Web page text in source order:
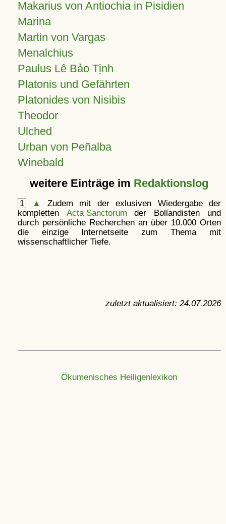
Makarius von Antiochia in Pisidien
Marina
Martin von Vargas
Menalchius
Paulus Lê Bảo Tịnh
Platonis und Gefährten
Platonides von Nisibis
Theodor
Ulched
Urban von Peñalba
Winebald
weitere Einträge im Redaktionslog
1 ▲
Zudem mit der exlusiven Wiedergabe der
kompletten Acta Sanctorum der Bollandisten und
durch persönliche Recherchen an über 10.000 Orten
die einzige Internetseite zum Thema mit
wissenschaftlicher Tiefe.
zuletzt aktualisiert: 24.07.2026
Ökumenisches Heiligenlexikon